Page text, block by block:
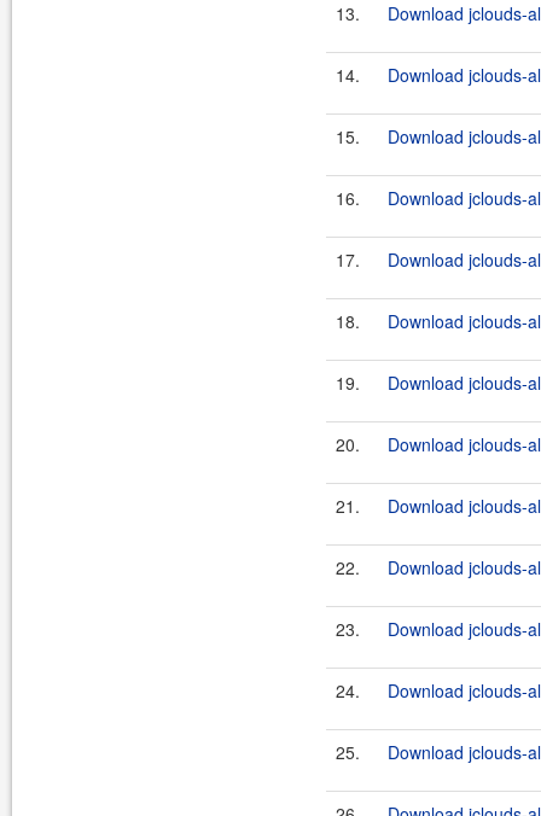
13. Download jclouds-
14. Download jclouds-
15. Download jclouds-
16. Download jclouds-
17. Download jclouds-
18. Download jclouds-
19. Download jclouds-
20. Download jclouds-
21. Download jclouds-
22. Download jclouds-
23. Download jclouds-
24. Download jclouds-
25. Download jclouds-